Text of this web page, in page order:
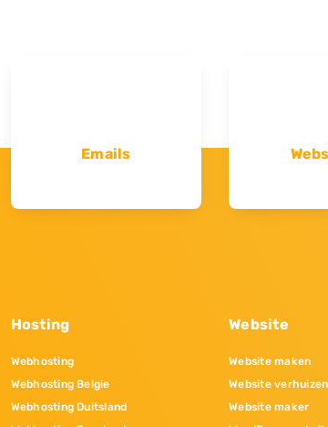
Emails
Hosting
Webhosting
Webhosting Belgie
Webhosting Duitsland
Website
Website maken
Website verhuizen
Website maker